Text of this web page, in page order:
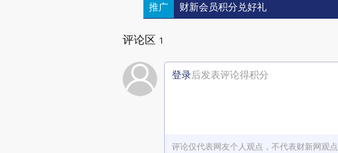
推广 财新会员积分兑好礼
评论区 1
登录后发表评论得积分
评论仅代表网友个人观点，不代表财新网观点